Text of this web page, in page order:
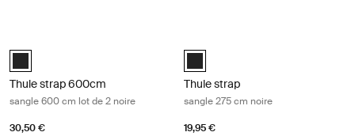
Thule strap 2x600cm Noir (selected)
Thule strap 600cm
sangle 600 cm lot de 2 noire
30,50 €
Black (selected)
Thule strap
sangle 275 cm noire
19,95 €